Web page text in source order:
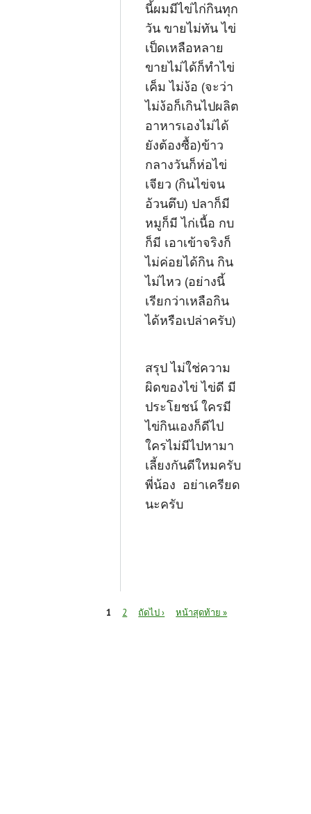
นี้ผมมีไข่ไก่กินทุก
วัน ขายไม่ทัน ไข่
เป็ดเหลือหลาย
ขายไม่ได้ก็ทำไข่
เค็ม ไม่ง้อ (จะว่า
ไม่ง้อก็เกินไปผลิต
อาหารเองไม่ได้
ยังต้องซื้อ)ข้าว
กลางวันก็ห่อไข่
เจียว (กินไข่จน
อ้วนตึบ) ปลาก็มี
หมูก็มี ไก่เนื้อ กบ
ก็มี เอาเข้าจริงก็
ไม่ค่อยได้กิน กิน
ไม่ไหว (อย่างนี้
เรียกว่าเหลือกิน
ได้หรือเปล่าครับ)
สรุป ไม่ใช่ความ
ผิดของไข่ ไข่ดี มี
ประโยชน์ ใครมี
ไข่กินเองก็ดีไป
ใครไม่มีไปหามา
เลี้ยงกันดีใหมครับ
พี่น้อง อย่าเครียด
นะครับ
1 2 ถัดไป › หน้าสุดท้าย »